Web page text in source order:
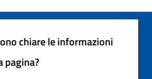
chiare le informazioni
pagina?